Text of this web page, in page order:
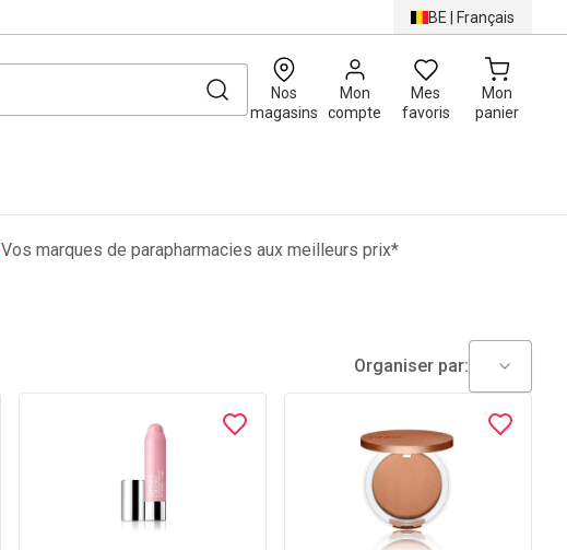
BE | Français
Nos
magasins
Mon
compte
Mes
favoris
Mon
panier
0
Vos marques de parapharmacies aux meilleurs prix*
Organiser par: